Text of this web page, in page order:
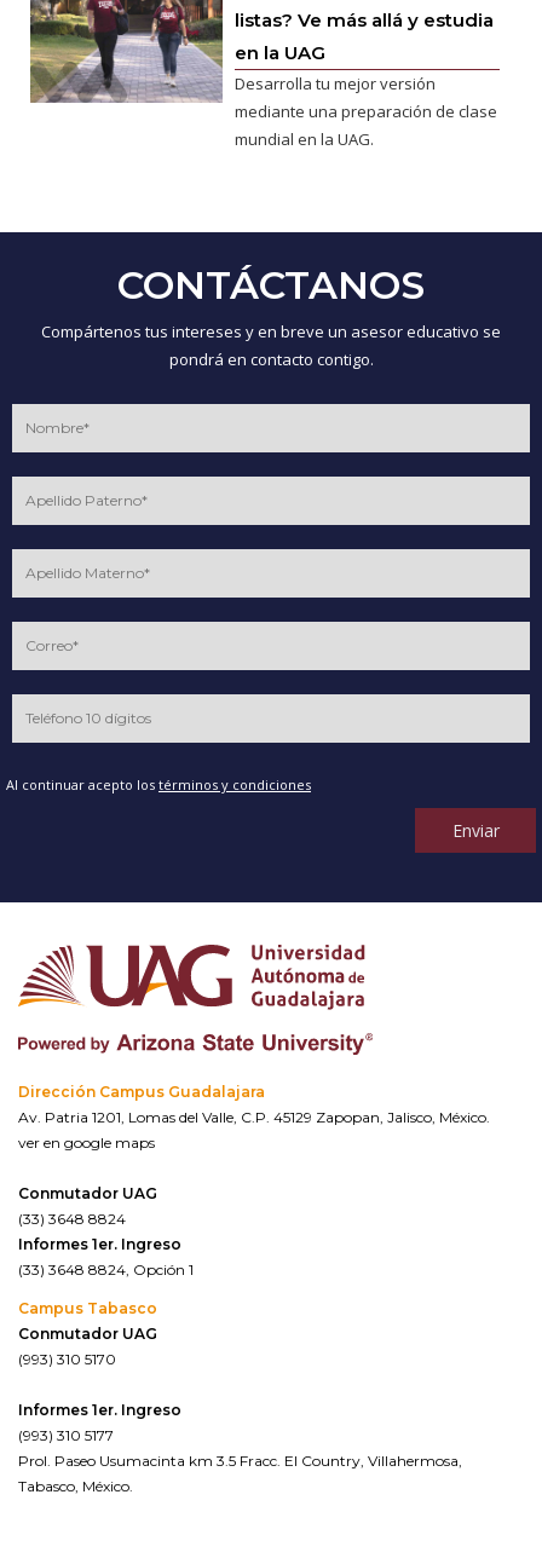
listas? Ve más allá y estudia
en la UAG
Desarrolla tu mejor versión
mediante una preparación de clase
mundial en la UAG.
CONTÁCTANOS
Compártenos tus intereses y en breve un asesor educativo se
pondrá en contacto contigo.
Al continuar acepto los términos y condiciones
Enviar
Dirección Campus Guadalajara
Av. Patria 1201, Lomas del Valle, C.P. 45129 Zapopan, Jalisco, México.
ver en google maps
Conmutador UAG
(33) 3648 8824
Informes 1er. Ingreso
(33) 3648 8824, Opción 1
Campus Tabasco
Conmutador UAG
(993) 310 5170
Informes 1er. Ingreso
(993) 310 5177
Prol. Paseo Usumacinta km 3.5 Fracc. El Country, Villahermosa,
Tabasco, México.